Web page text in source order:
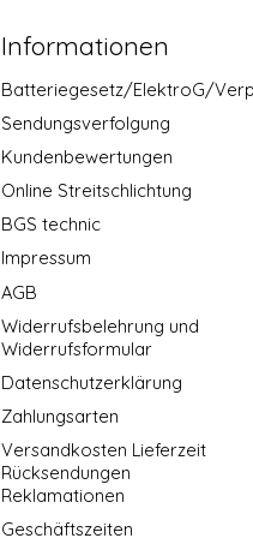
Informationen
Batteriegesetz/ElektroG/
Sendungsverfolgung
Kundenbewertungen
Online Streitschlichtung
BGS technic
Impressum
AGB
Widerrufsbelehrung und
Widerrufsformular
Datenschutzerklärung
Zahlungsarten
Versandkosten Lieferzeit
Rücksendungen
Reklamationen
Geschäftszeiten